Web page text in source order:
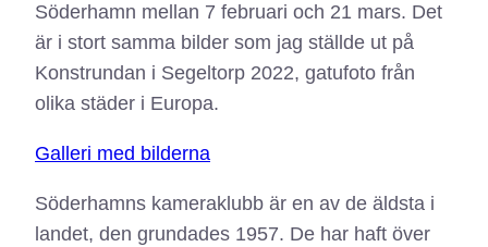
Söderhamn mellan 7 februari och 21 mars. Det
är i stort samma bilder som jag ställde ut på
Konstrundan i Segeltorp 2022, gatufoto från
olika städer i Europa.
Galleri med bilderna
Söderhamns kameraklubb är en av de äldsta i
landet, den grundades 1957. De har haft över